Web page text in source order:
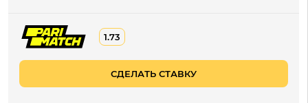
1.73
СДЕЛАТЬ СТАВКУ